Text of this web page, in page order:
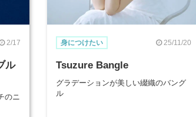
2/17
ル
のニ
身につけたい 25/11/20
Tsuzure Bangle
グラデーションが美しい綴織のバング
ル